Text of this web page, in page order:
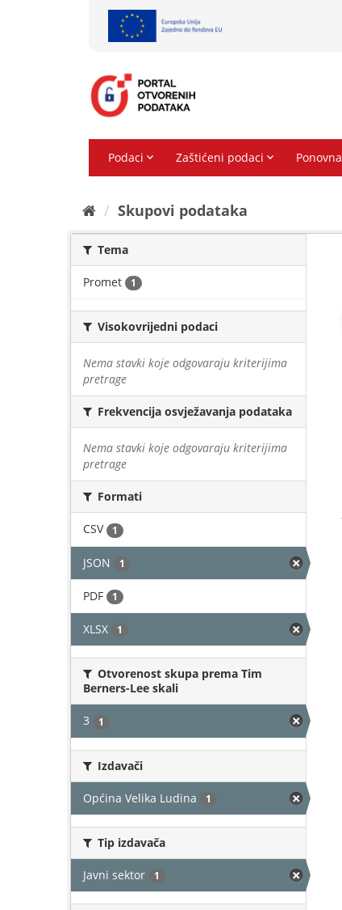
Skupovi podаtаkа
Tema
Promet 1
Visokovrijedni podaci
Nema stavki koje odgovaraju kriterijima
pretrage
Frekvencija osvježavanja podataka
Nema stavki koje odgovaraju kriterijima
pretrage
Formati
CSV 1
JSON 1
PDF 1
XLSX 1
Otvorenost skupa prema Tim
Berners-Lee skali
3 1
Izdavači
Općina Velika Ludina 1
Tip izdavača
Javni sektor 1